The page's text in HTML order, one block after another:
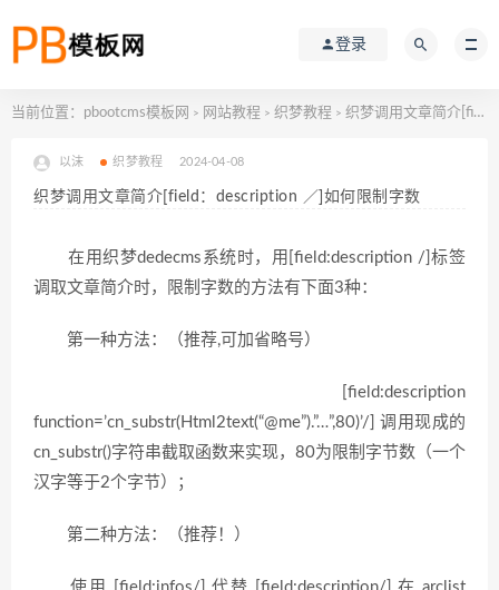
登录
当前位置： pbootcms模板网 > 网站教程 > 织梦教程 > 织梦调用文章简介[field：description ／]如何限制字数
以沫 织梦教程 2024-04-08
织梦调用文章简介[field：description ／]如何限制字数
在用织梦dedecms系统时，用[field:description /]标签
调取文章简介时，限制字数的方法有下面3种：
第一种方法：（推荐,可加省略号）
[field:description
function=’cn_substr(Html2text(“@me”).”…”,80)’/] 调用现成的
cn_substr()字符串截取函数来实现，80为限制字节数（一个
汉字等于2个字节）；
第二种方法：（推荐！）